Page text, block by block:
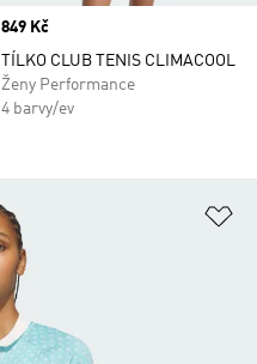
Price
849 Kč
TÍLKO CLUB TENIS CLIMACOOL
Ženy Performance
4 barvy/ev